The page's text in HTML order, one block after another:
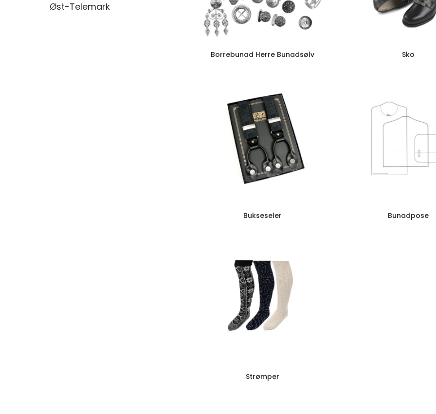
Øst-Telemark
Borrebunad Herre Bunadsølv Sko
Bukseseler Bunadpose
Strømper